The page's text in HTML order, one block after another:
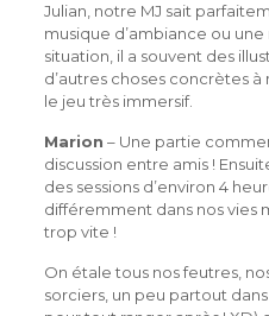
Julian, notre MJ sait
musique d’ambiance ou
situation, il a souvent des
d’autres choses concrètes
le jeu très immersif.
Marion – Une partie
discussion entre amis !
des sessions d’environ 4
différemment dans nos vies
trop vite !
On étale tous nos feutres,
sorciers, un peu partout